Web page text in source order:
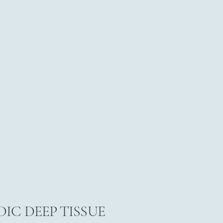
DEEP TISSUE